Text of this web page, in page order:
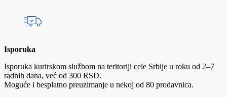
Isporuka
Isporuka kurirskom službom na teritoriji cele Srbije u roku od 2–7
radnih dana, već od 300 RSD.
Moguće i besplatno preuzimanje u nekoj od 80 prodavnica.